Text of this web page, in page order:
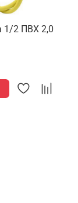
1/2 ПВХ 2,0